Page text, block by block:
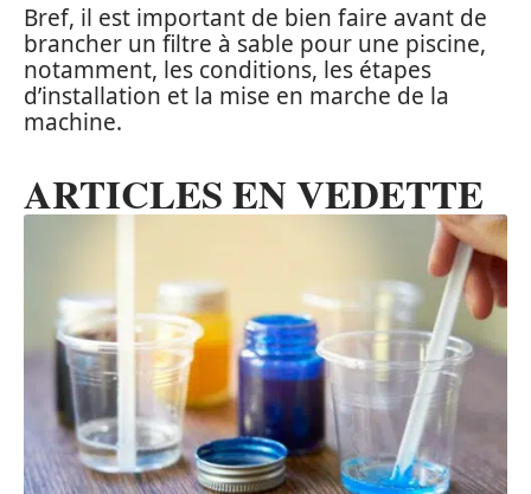
Bref, il est important de bien faire avant de
brancher un filtre à sable pour une piscine,
notamment, les conditions, les étapes
d’installation et la mise en marche de la
machine.
ARTICLES EN VEDETTE